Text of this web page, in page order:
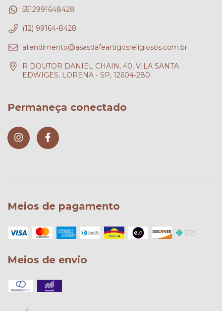
5512991648428
(12) 99164-8428
atendimento@asasdafeartigosreligiosos.com.br
R DOUTOR DANIEL CHAIN, 40, VILA SANTA
EDWIGES, LORENA - SP, 12604-280
Permaneça conectado
Meios de pagamento
Meios de envio